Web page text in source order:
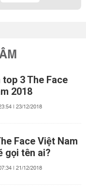
top 3 The Face
2018
| 23/12/2018
Face Việt Nam
gọi tên ai?
| 21/12/2018